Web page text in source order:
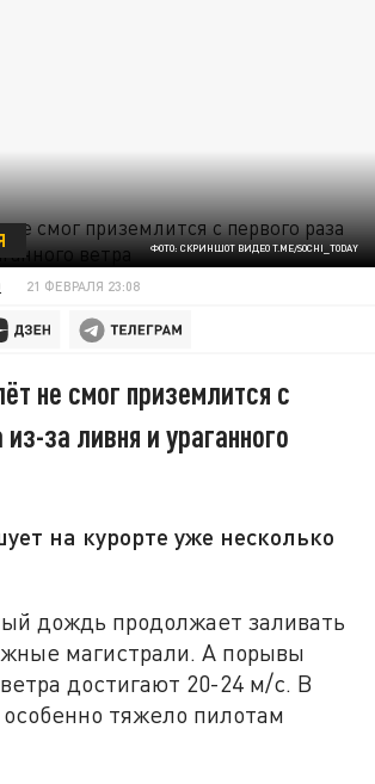
ФОТО: СКРИНШОТ ВИДЕО T.ME/SOCHI_TODAY
21 ФЕВРАЛЯ 23:08
не смог приземлится с
за ливня и ураганного
на курорте уже несколько
дождь продолжает заливать
магистрали. А порывы
достигают 20-24 м/с. В
тяжело пилотам